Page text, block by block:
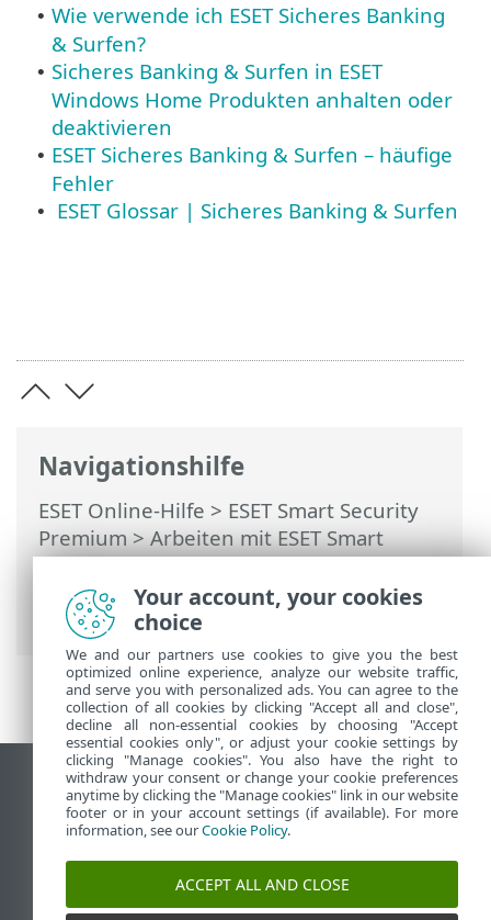
Navigationshilfe
ESET Online-Hilfe > ESET Smart Security
Premium>Arbeiten mit ESET Smart
Security Premium>Einstellungen>
Sicherheits-Tools> Sicheres Banking &
Surfen
• Wie verwende ich ESET Sicheres Banking
& Surfen?
• Sicheres Banking & Surfen in ESET
Windows Home Produkten anhalten oder
deaktivieren
• ESET Sicheres Banking & Surfen – häufige
Fehler
• ESET Glossar | Sicheres Banking & Surfen
Desktop-Site anzeigen
End of Life
ESET Knowledgebase
ESET-Forum
ESET Status Portal
Your account, your cookies
choice
We and our partners use cookies to give you the best
optimized online experience, analyze our website traffic,
and serve you with personalized ads. You can agree to the
collection of all cookies by clicking "Accept all and close",
decline all non-essential cookies by choosing "Accept
essential cookies only", or adjust your cookie settings by
clicking "Manage cookies". You also have the right to
withdraw your consent or change your cookie preferences
anytime by clicking the "Manage cookies" link in our website
footer or in your account settings (if available). For more
information, see ourCookie Policy.
ACCEPT ALL AND CLOSE